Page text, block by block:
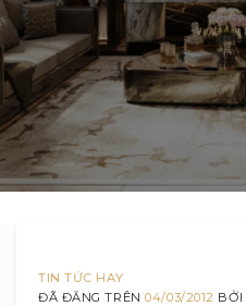
TIN TỨC HAY
ĐÃ ĐĂNG TRÊN04/03/2012 BỞI